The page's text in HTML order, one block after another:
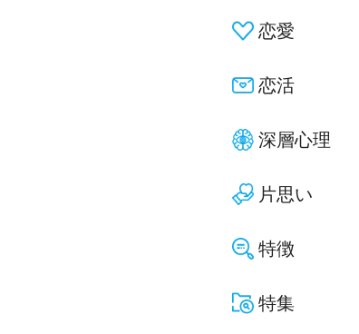
恋愛
恋活
深層心理
片思い
特徴
特集